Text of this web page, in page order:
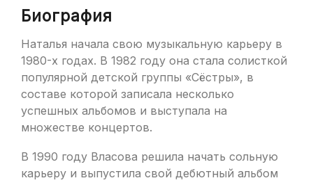
Биография
Наталья начала свою музыкальную карьеру в
1980-х годах. В 1982 году она стала солисткой
популярной детской группы «Сёстры», в
составе которой записала несколько
успешных альбомов и выступала на
множестве концертов.
В 1990 году Власова решила начать сольную
карьеру и выпустила свой дебютный альбом